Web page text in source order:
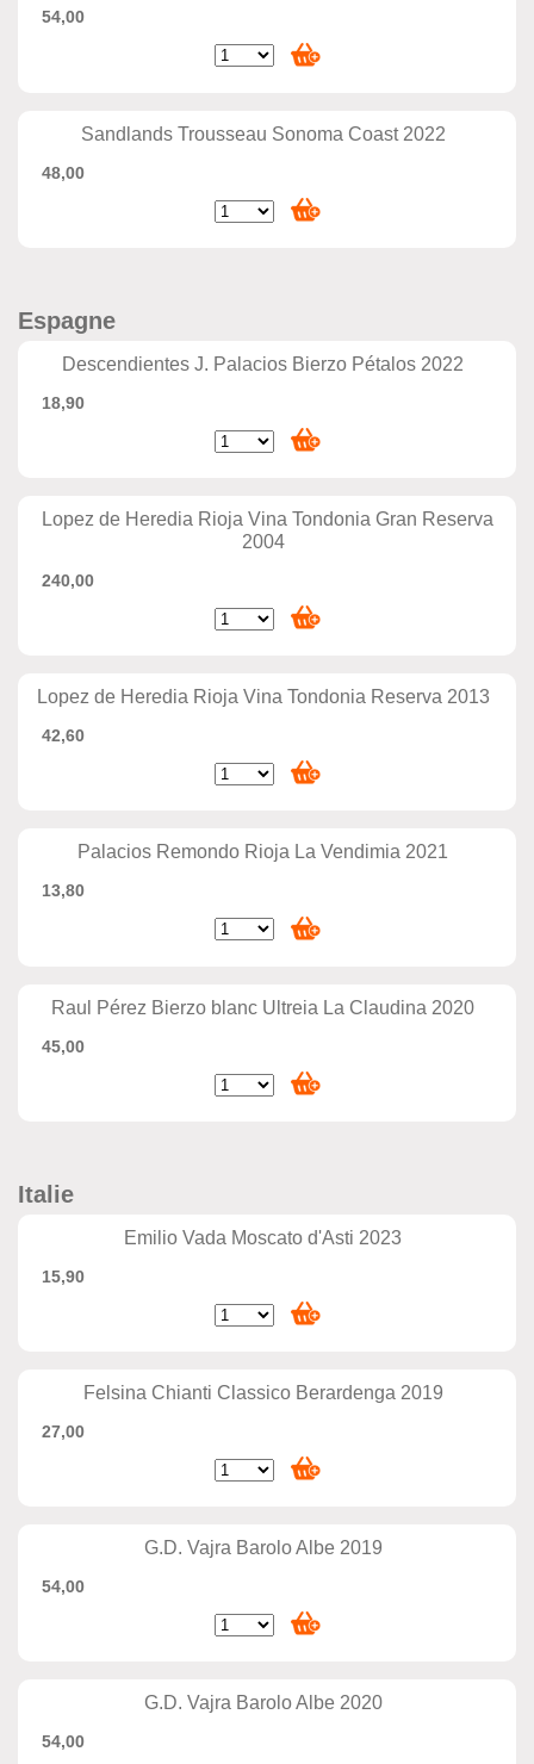
54,00
Sandlands Trousseau Sonoma Coast 2022
48,00
Espagne
Descendientes J. Palacios Bierzo Pétalos 2022
18,90
Lopez de Heredia Rioja Vina Tondonia Gran Reserva
2004
240,00
Lopez de Heredia Rioja Vina Tondonia Reserva 2013
42,60
Palacios Remondo Rioja La Vendimia 2021
13,80
Raul Pérez Bierzo blanc Ultreia La Claudina 2020
45,00
Italie
Emilio Vada Moscato d'Asti 2023
15,90
Felsina Chianti Classico Berardenga 2019
27,00
G.D. Vajra Barolo Albe 2019
54,00
G.D. Vajra Barolo Albe 2020
54,00